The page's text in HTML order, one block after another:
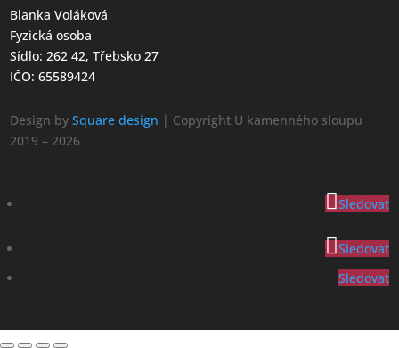
Blanka Voláková
Fyzická osoba
Sídlo: 262 42, Třebsko 27
IČO: 65589424
Design bySquare design | Copyright U kamenného sloupu
2019 – 2026
Sledovat
Sledovat
Sledovat